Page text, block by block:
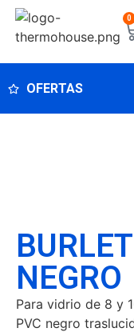
0
OFERTAS
NEGRO
Para vidrio de 8 y
PVC negro